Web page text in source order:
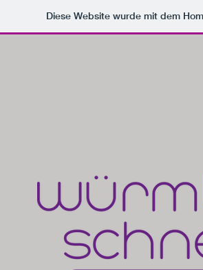
Diese Website wurde mit dem